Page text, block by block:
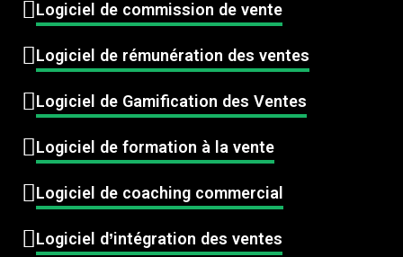
Logiciel de commission de vente
Logiciel de rémunération des ventes
Logiciel de Gamification des Ventes
Logiciel de formation à la vente
Logiciel de coaching commercial
Logiciel d’intégration des ventes